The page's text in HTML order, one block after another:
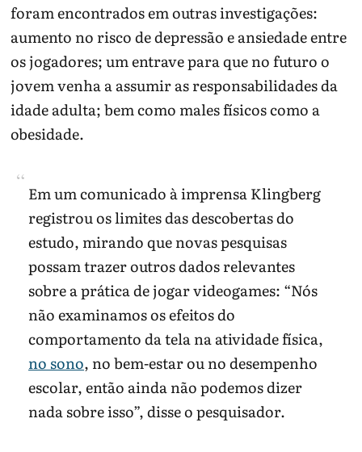
foram encontrados em outras investigações:
aumento no risco de depressão e ansiedade entre
os jogadores; um entrave para que no futuro o
jovem venha a assumir as responsabilidades da
idade adulta; bem como males físicos como a
obesidade.
Em um comunicado à imprensa Klingberg
registrou os limites das descobertas do
estudo, mirando que novas pesquisas
possam trazer outros dados relevantes
sobre a prática de jogar videogames: “Nós
não examinamos os efeitos do
comportamento da tela na atividade física,
no sono, no bem-estar ou no desempenho
escolar, então ainda não podemos dizer
nada sobre isso”, disse o pesquisador.